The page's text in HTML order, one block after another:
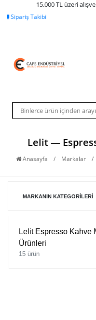
15.000 TL üzeri
Yardım
Lelit —
Anasayfa / Markalar /
MARKANIN KATEGORILERI
Lelit Espresso Kahve
Ürünleri
15 ürün